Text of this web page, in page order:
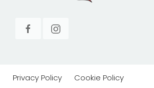
Privacy Policy Cookie Policy